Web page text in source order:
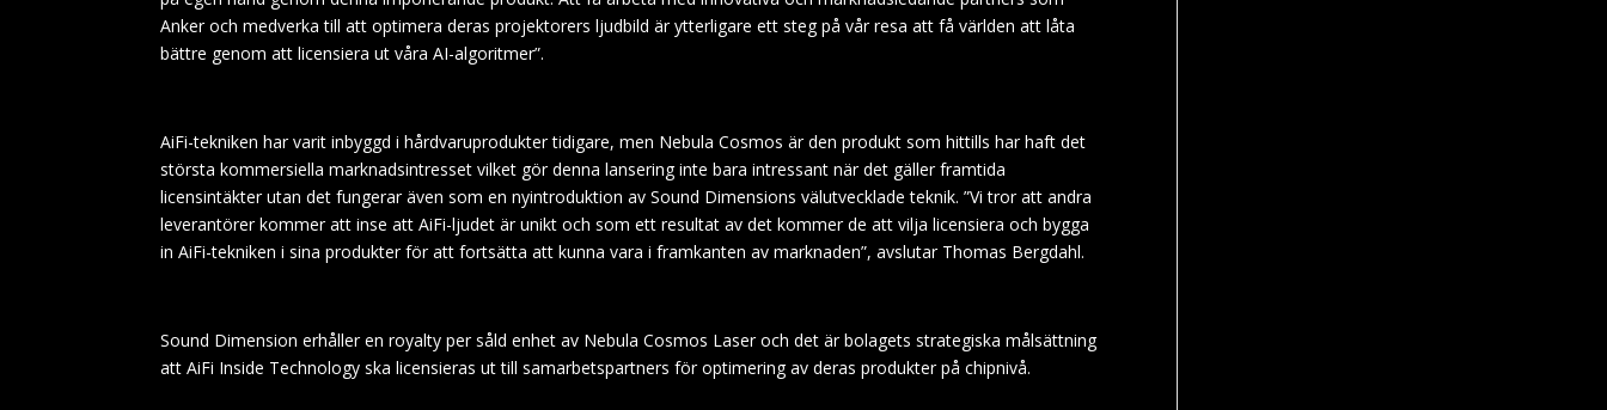
Anker och medverka till att optimera deras projektorers ljudbild är ytterligare ett steg på vår resa att få världen att låta
bättre genom att licensiera ut våra AI-algoritmer”.
AiFi-tekniken har varit inbyggd i hårdvaruprodukter tidigare, men Nebula Cosmos är den produkt som hittills har haft det
största kommersiella marknadsintresset vilket gör denna lansering inte bara intressant när det gäller framtida
licensintäkter utan det fungerar även som en nyintroduktion av Sound Dimensions välutvecklade teknik. ”Vi tror att andra
leverantörer kommer att inse att AiFi-ljudet är unikt och som ett resultat av det kommer de att vilja licensiera och bygga
in AiFi-tekniken i sina produkter för att fortsätta att kunna vara i framkanten av marknaden”, avslutar Thomas Bergdahl.
Sound Dimension erhåller en royalty per såld enhet av Nebula Cosmos Laser och det är bolagets strategiska målsättning
att AiFi Inside Technology ska licensieras ut till samarbetspartners för optimering av deras produkter på chipnivå.